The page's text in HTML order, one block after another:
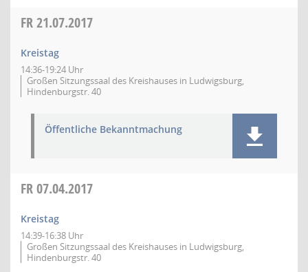
FR21.07.2017
Kreistag
14:36-19:24 Uhr
Großen Sitzungssaal des Kreishauses in Ludwigsburg,
Hindenburgstr. 40
Öffentliche Bekanntmachung
FR07.04.2017
Kreistag
14:39-16:38 Uhr
Großen Sitzungssaal des Kreishauses in Ludwigsburg,
Hindenburgstr. 40